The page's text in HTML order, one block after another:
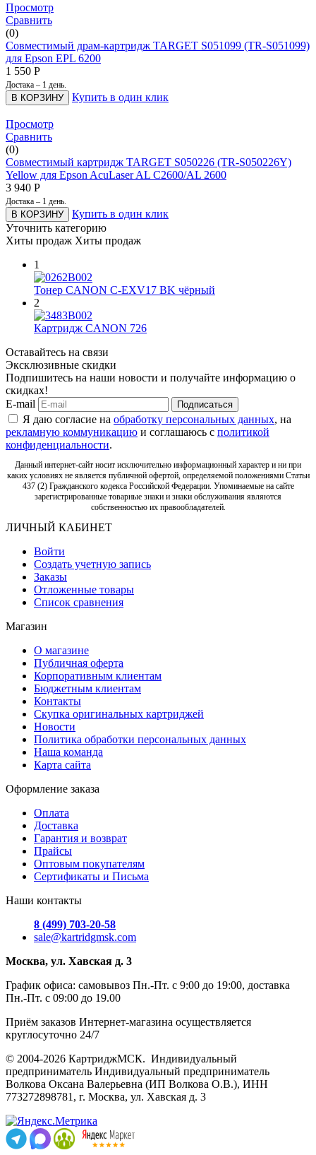
Просмотр
Сравнить
(0)
Совместимый драм-картридж TARGET S051099 (TR-S051099)
для Epson EPL 6200
1 550 Р
Достака – 1 день.
В КОРЗИНУ Купить в один клик
Просмотр
Сравнить
(0)
Совместимый картридж TARGET S050226 (TR-S050226Y)
Yellow для Epson AcuLaser AL C2600/AL 2600
3 940 Р
Достака – 1 день.
В КОРЗИНУ
Купить в один клик
Уточнить категорию
Хиты продаж Хиты продаж
1
Тонер CANON C-EXV17 BK чёрный
2
Картридж CANON 726
Оставайтесь на связи
Эксклюзивные скидки
Подпишитесь на наши новости и получайте информацию о
скидках!
E-mail
Подписаться
Я даю согласие на обработку персональных данных, на
рекламную коммуникацию и соглашаюсь с политикой
конфиденциальности.
Данный интернет-сайт носит исключительно информационный характер и ни при
каких условиях не является публичной офертой, определяемой положениями Статьи
437 (2) Гражданского кодекса Российской Федерации. Упоминаемые на сайте
зарегистрированные товарные знаки и знаки обслуживания являются
собственностью их правообладателей.
ЛИЧНЫЙ КАБИНЕТ
Войти
Создать учетную запись
Заказы
Отложенные товары
Список сравнения
Магазин
О магазине
Публичная оферта
Корпоративным клиентам
Бюджетным клиентам
Контакты
Скупка оригинальных картриджей
Новости
Политика обработки персональных данных
Наша команда
Карта сайта
Оформление заказа
Оплата
Доставка
Гарантия и возврат
Прайсы
Оптовым покупателям
Сертификаты и Письма
Наши контакты
8 (499) 703-20-58
sale@kartridgmsk.com
Москва, ул. Хавская д. 3
График офиса: самовывоз Пн.-Пт. с 9:00 до 19:00, доставка
Пн.-Пт. с 09:00 до 19.00
Приём заказов Интернет-магазина осуществляется
круглосуточно 24/7
© 2004-2026 КартриджМСК. Индивидуальный
предприниматель Индивидуальный предприниматель
Волкова Оксана Валерьевна (ИП Волкова О.В.), ИНН
773272898781, г. Москва, ул. Хавская д. 3